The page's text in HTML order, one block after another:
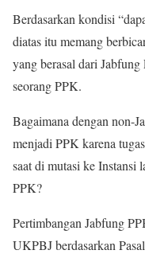
Berdasarkan kondisi
diatas itu memang
yang berasal dari
seorang PPK.
Bagaimana dengan non-
menjadi PPK karena
saat di mutasi ke Instansi
PPK?
Pertimbangan Jabfung
UKPBJ berdasarkan